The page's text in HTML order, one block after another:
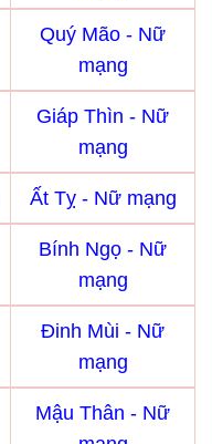
Quý Mão - Nữ
mạng
Giáp Thìn - Nữ
mạng
Ất Tỵ - Nữ mạng
Bính Ngọ - Nữ
mạng
Đinh Mùi - Nữ
mạng
Mậu Thân - Nữ